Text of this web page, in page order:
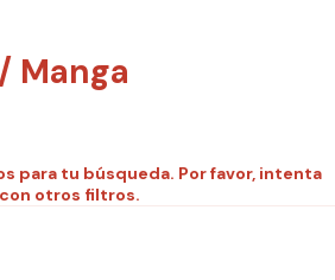
Manga
para tu búsqueda. Por favor, intenta
con otros filtros.